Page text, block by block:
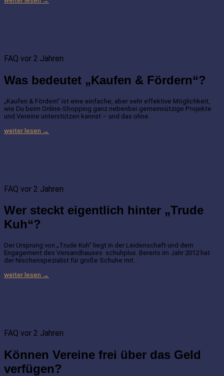
FAQ vor 2 Jahren
Was bedeutet „Kaufen & Fördern“?
„Kaufen & Fördern“ ist eine einfache, aber sehr effektive Möglichkeit,
wie Du beim Online-Shopping ganz nebenbei gemeinnützige Projekte
und Vereine unterstützen kannst – und das ohne…
weiter lesen →
FAQ vor 2 Jahren
Wer steckt eigentlich hinter „Trude
Kuh“?
Der Ursprung von „Trude Kuh“ liegt in der Leidenschaft und dem
Engagement des Versandhauses schuhplus. Bereits im Jahr 2012 hat
der Nischenspezialist für große Schuhe mit…
weiter lesen →
FAQ vor 2 Jahren
Können Vereine frei über das Geld
verfügen?